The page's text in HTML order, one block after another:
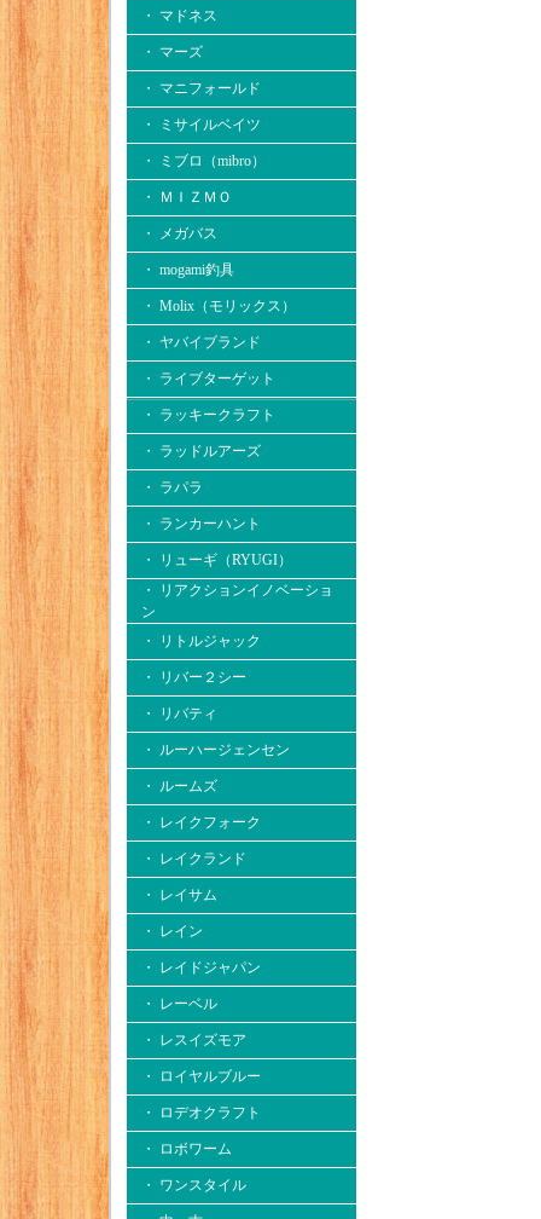
・ マドネス
・ マーズ
・ マニフォールド
・ ミサイルベイツ
・ ミブロ（mibro）
・ ＭＩＺＭＯ
・ メガバス
・ mogami釣具
・ Molix（モリックス）
・ ヤバイブランド
・ ライブターゲット
・ ラッキークラフト
・ ラッドルアーズ
・ ラパラ
・ ランカーハント
・ リューギ（RYUGI）
・ リアクションイノベーショ
ン
・ リトルジャック
・ リバー２シー
・ リバティ
・ ルーハージェンセン
・ ルームズ
・ レイクフォーク
・ レイクランド
・ レイサム
・ レイン
・ レイドジャパン
・ レーベル
・ レスイズモア
・ ロイヤルブルー
・ ロデオクラフト
・ ロボワーム
・ ワンスタイル